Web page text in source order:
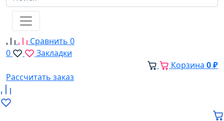
Сравнить 0
0
Закладки
Корзина 0 ₽
Рассчитать заказ